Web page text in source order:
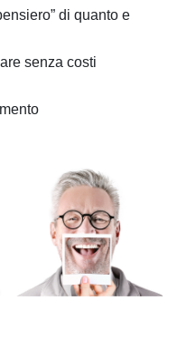
di quanto e
senza costi